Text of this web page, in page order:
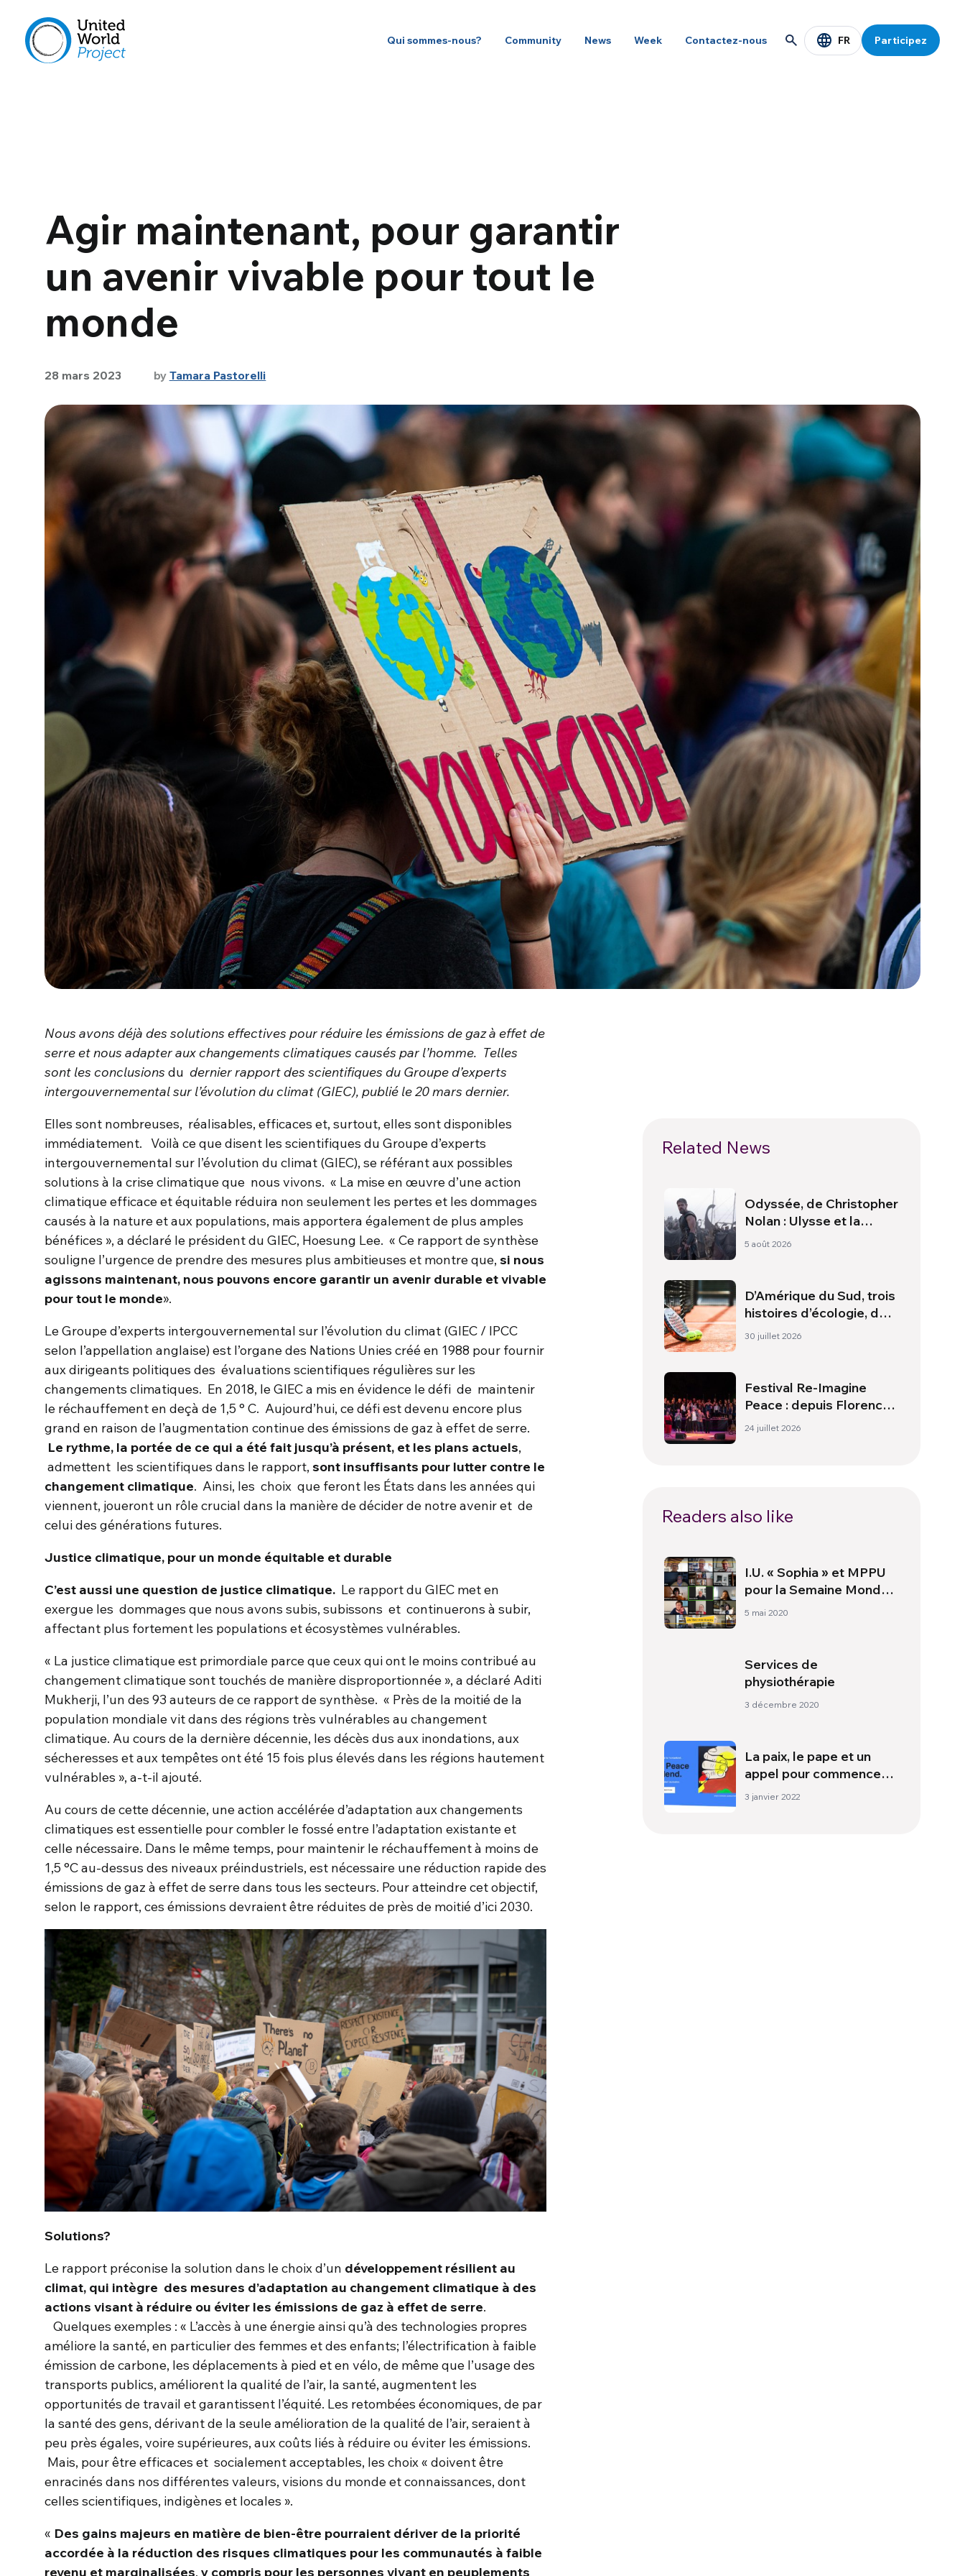
Qui sommes-nous? Community News Week Contactez-nous FR Participez
Agir maintenant, pour garantir
un avenir vivable pour tout le
monde
28 mars 2023 by Tamara Pastorelli
Nous avons déjà des solutions effectives pour réduire les émissions de gaz à effet de
serre et nous adapter aux changements climatiques causés par l’homme. Telles
sont les conclusions du dernier rapport des scientifiques du Groupe d’experts
intergouvernemental sur l’évolution du climat (GIEC), publié le 20 mars dernier.
Elles sont nombreuses, réalisables, efficaces et, surtout, elles sont disponibles
immédiatement. Voilà ce que disent les scientifiques du Groupe d’experts
intergouvernemental sur l’évolution du climat (GIEC), se référant aux possibles
solutions à la crise climatique que nous vivons. « La mise en œuvre d’une action
climatique efficace et équitable réduira non seulement les pertes et les dommages
causés à la nature et aux populations, mais apportera également de plus amples
bénéfices », a déclaré le président du GIEC, Hoesung Lee. « Ce rapport de synthèse
souligne l’urgence de prendre des mesures plus ambitieuses et montre que, si nous
agissons maintenant, nous pouvons encore garantir un avenir durable et vivable
pour tout le monde».
Le Groupe d’experts intergouvernemental sur l’évolution du climat (GIEC / IPCC
selon l’appellation anglaise) est l’organe des Nations Unies créé en 1988 pour fournir
aux dirigeants politiques des évaluations scientifiques régulières sur les
changements climatiques. En 2018, le GIEC a mis en évidence le défi de maintenir
le réchauffement en deçà de 1,5 ° C. Aujourd’hui, ce défi est devenu encore plus
grand en raison de l’augmentation continue des émissions de gaz à effet de serre.
Le rythme, la portée de ce qui a été fait jusqu’à présent, et les plans actuels,
admettent les scientifiques dans le rapport, sont insuffisants pour lutter contre le
changement climatique. Ainsi, les choix que feront les États dans les années qui
viennent, joueront un rôle crucial dans la manière de décider de notre avenir et de
celui des générations futures.
Justice climatique, pour un monde équitable et durable
C’est aussi une question de justice climatique. Le rapport du GIEC met en
exergue les dommages que nous avons subis, subissons et continuerons à subir,
affectant plus fortement les populations et écosystèmes vulnérables.
« La justice climatique est primordiale parce que ceux qui ont le moins contribué au
changement climatique sont touchés de manière disproportionnée », a déclaré Aditi
Mukherji, l’un des 93 auteurs de ce rapport de synthèse. « Près de la moitié de la
population mondiale vit dans des régions très vulnérables au changement
climatique. Au cours de la dernière décennie, les décès dus aux inondations, aux
sécheresses et aux tempêtes ont été 15 fois plus élevés dans les régions hautement
vulnérables », a-t-il ajouté.
Au cours de cette décennie, une action accélérée d’adaptation aux changements
climatiques est essentielle pour combler le fossé entre l’adaptation existante et
celle nécessaire. Dans le même temps, pour maintenir le réchauffement à moins de
1,5 °C au-dessus des niveaux préindustriels, est nécessaire une réduction rapide des
émissions de gaz à effet de serre dans tous les secteurs. Pour atteindre cet objectif,
selon le rapport, ces émissions devraient être réduites de près de moitié d’ici 2030.
Solutions?
Le rapport préconise la solution dans le choix d’un développement résilient au
climat, qui intègre des mesures d’adaptation au changement climatique à des
actions visant à réduire ou éviter les émissions de gaz à effet de serre.
Quelques exemples : « L’accès à une énergie ainsi qu’à des technologies propres
améliore la santé, en particulier des femmes et des enfants; l’électrification à faible
émission de carbone, les déplacements à pied et en vélo, de même que l’usage des
transports publics, améliorent la qualité de l’air, la santé, augmentent les
opportunités de travail et garantissent l’équité. Les retombées économiques, de par
la santé des gens, dérivant de la seule amélioration de la qualité de l’air, seraient à
peu près égales, voire supérieures, aux coûts liés à réduire ou éviter les émissions.
Mais, pour être efficaces et socialement acceptables, les choix « doivent être
enracinés dans nos différentes valeurs, visions du monde et connaissances, dont
celles scientifiques, indigènes et locales ».
« Des gains majeurs en matière de bien-être pourraient dériver de la priorité
accordée à la réduction des risques climatiques pour les communautés à faible
revenu et marginalisées, y compris pour les personnes vivant en peuplements
Related News
Odyssée, de Christopher
Nolan : Ulysse et la
nécessité d’une nouvelle
5 août 2026
D’Amérique du Sud, trois
histoires d’écologie, de
sport et de santé
30 juillet 2026
Festival Re-Imagine
Peace : depuis Florence,
un hymne à la paix
24 juillet 2026
Readers also like
I.U. « Sophia » et MPPU
pour la Semaine Monde
Uni
5 mai 2020
Services de
physiothérapie
3 décembre 2020
La paix, le pape et un
appel pour commencer
l’année
3 janvier 2022